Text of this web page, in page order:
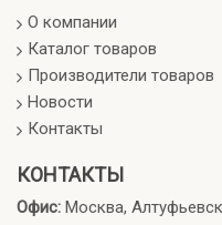
О компании
Каталог товаров
Производители товаров
Новости
Контакты
КОНТАКТЫ
Офис: Москва,